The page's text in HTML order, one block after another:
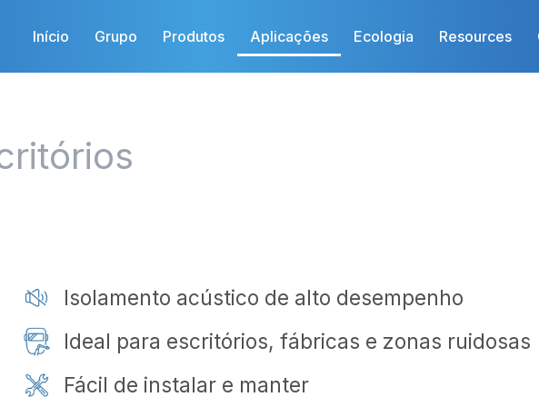
Início Grupo Produtos Aplicações Ecologia Resources
Isolamento acústico de alto desempenho
Ideal para escritórios, fábricas e zonas ruidosas
Fácil de instalar e manter